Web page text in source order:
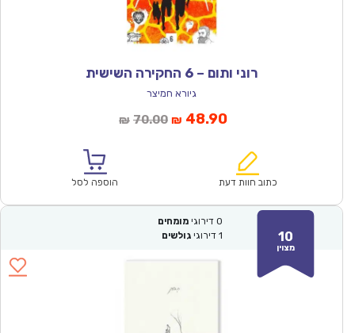
רוני ותום – 6 החקירה השישית
גיורא חמיצר
₪ 70.00המחיר
₪70.00.
₪ 48.90המחיר
הוא:
כתוב חוות דעת הוספה לסל
10
מצוין
0 דירוגי מומחים
1 דירוגי גולשים